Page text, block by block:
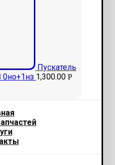
Пускатель
0но+1нз 1,300.00 Р